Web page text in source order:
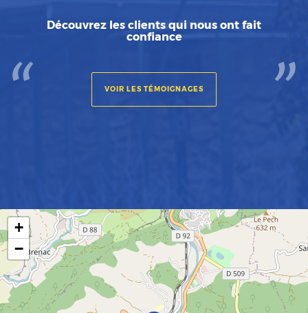
Découvrez les clients qui nous ont fait
confiance
VOIR LES TÉMOIGNAGES
+
−